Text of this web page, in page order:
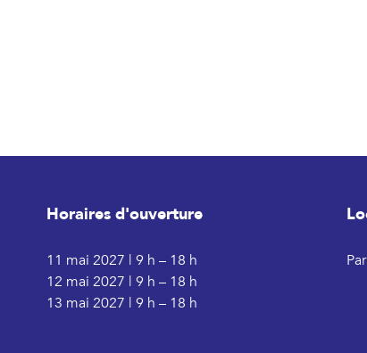
Horaires d'ouverture
11 mai 2027 | 9 h – 18 h
12 mai 2027 | 9 h – 18 h
13 mai 2027 | 9 h – 18 h